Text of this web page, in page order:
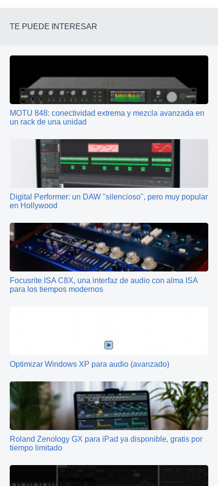
TE PUEDE INTERESAR
MOTU 848: conectividad extrema y mezcla avanzada en
un rack de una unidad
Digital Performer: un DAW "silencioso", pero muy popular
en Hollywood
Focusrite ISA C8X, una interfaz de audio con alma ISA
para los tiempos modernos
Optimizar Windows XP para audio (avanzado)
Roland Zenology GX para iPad ya disponible, gratis por
tiempo limitado